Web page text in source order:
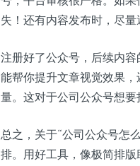
失！还有内容发布时，尽
注册好了公众号，后续内
能帮你提升文章视觉效果
量。这对于公司公众号想要
总之，关于“公司公众号怎
排。用好工具，像极简排